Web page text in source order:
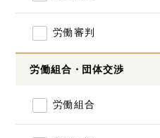
労働審判
労働組合・団体交渉
労働組合